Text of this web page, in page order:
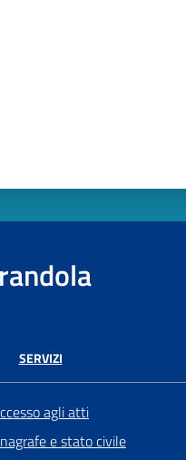
SERVIZI
agli atti
e stato civile